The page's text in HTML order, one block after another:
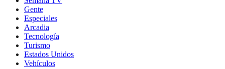
Gente
Especiales
Arcadia
Tecnología
Turismo
Estados Unidos
Vehículos